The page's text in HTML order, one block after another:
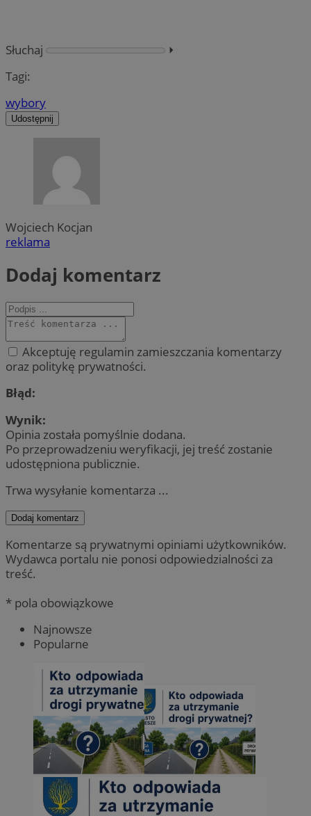
Słuchaj
⏵︎
Tagi:
wybory
Udostępnij
Wojciech Kocjan
reklama
Dodaj komentarz
Akceptuję regulamin zamieszczania komentarzy
oraz politykę prywatności.
Błąd:
Wynik:
Opinia została pomyślnie dodana.
Po przeprowadzeniu weryfikacji, jej treść zostanie
udostępniona publicznie.
Trwa wysyłanie komentarza ...
Dodaj komentarz
Komentarze są prywatnymi opiniami użytkowników.
Wydawca portalu nie ponosi odpowiedzialności za
treść.
* pola obowiązkowe
Najnowsze
Popularne